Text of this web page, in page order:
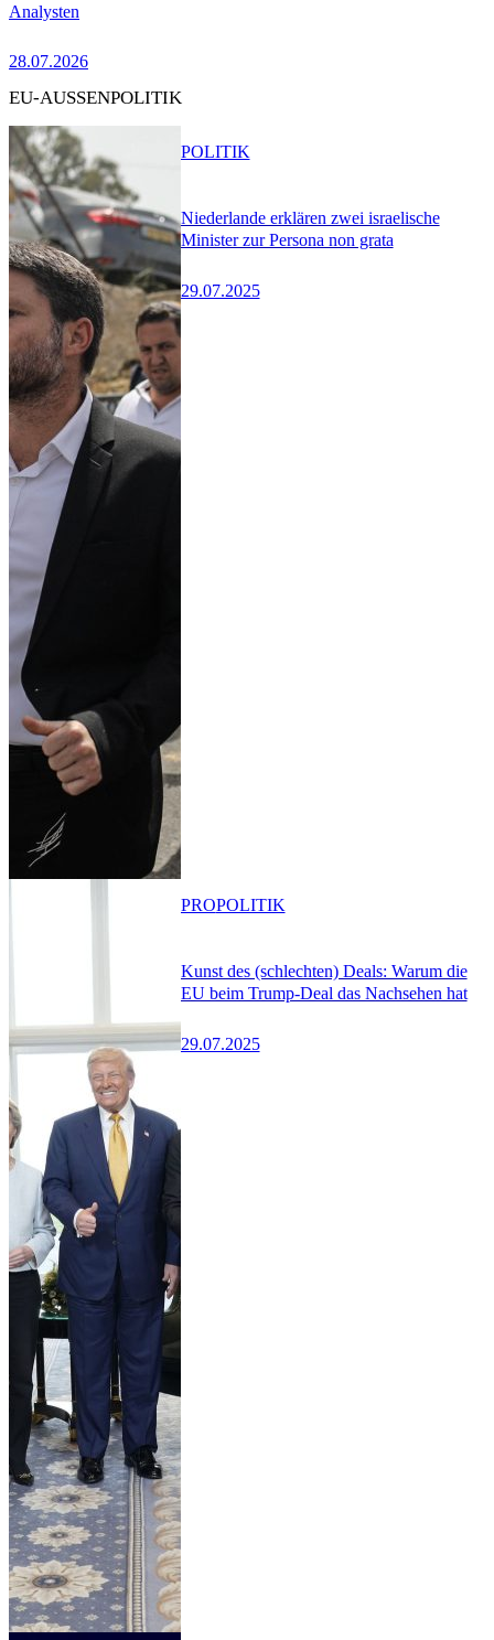
Analysten
28.07.2026
EU-AUSSENPOLITIK
Niederlande erklären zwei israelische
Minister zur Persona non grata
29.07.2025
POLITIK
Kunst des (schlechten) Deals: Warum die
EU beim Trump-Deal das Nachsehen hat
29.07.2025
PROPOLITIK